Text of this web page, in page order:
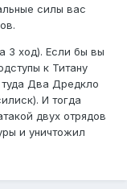
силы вас
3 ход). Если бы вы
к Титану
Два Дредкло
И тогда
двух отрядов
и уничтожил